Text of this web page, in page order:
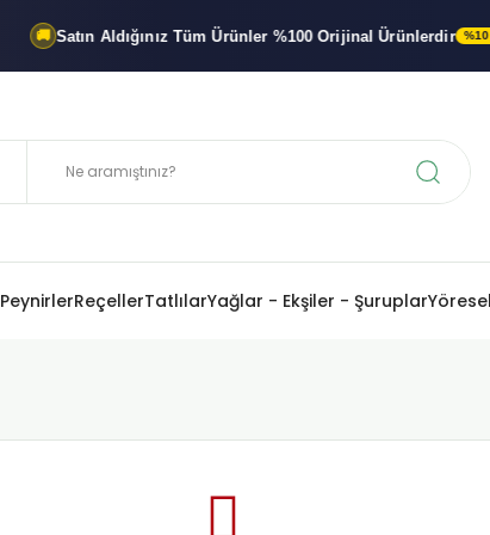
Satın Aldığınız Tüm Ürünler%100 OrijinalÜrünlerdir %100
PeynirlerReçellerTatlılarYağlar - Ekşiler - Şuruplar